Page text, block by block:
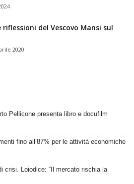
riflessioni del Vescovo Mansi sul
2020
Pellicone presenta libro e docufilm
fino all’87% per le attività economiche
crisi. Loiodice: “Il mercato rischia la